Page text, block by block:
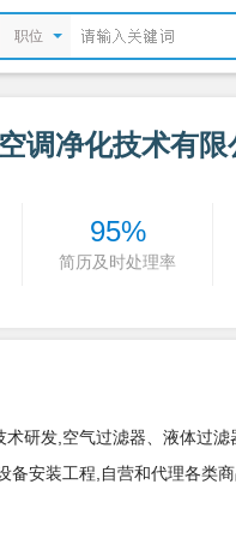
职位
调净化技术有限
95%
简历及时处理率
研发,空气过滤器、液体过
备安装工程,自营和代理各类